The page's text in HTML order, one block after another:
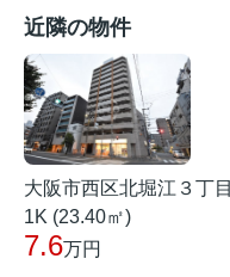
近隣の物件
大阪市西区北堀江３丁目
1K (23.40㎡)
7.6万円